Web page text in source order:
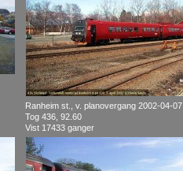
Ranheim st., v. planovergang 2002-04-07
Tog 436, 92.60
Vist 17433 ganger